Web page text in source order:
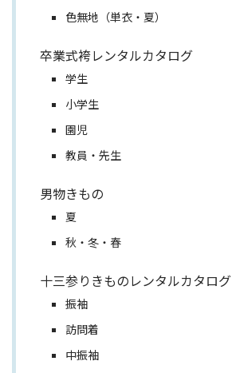
色無地（単衣・夏）
卒業式袴レンタルカタログ
学生
小学生
園児
教員・先生
男物きもの
夏
秋・冬・春
十三参りきものレンタルカタログ
振袖
訪問着
中振袖